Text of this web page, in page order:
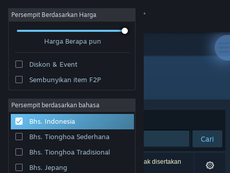
Login
Tentang
Bantuan
Ubah bahasa
Persempit Berdasarkan Harga
Harga Berapa pun
Diskon & Event
Sembunyikan item F2P
Persempit berdasarkan bahasa
Bhs. Indonesia
Bhs. Tionghoa Sederhana
Bhs. Tionghoa Tradisional
Bhs. Jepang
Pengembang: 电子冰块Cybertech
Berdasarkan Relevansi
Cari
0 hasil cocok dengan pencarianmu. 6 produk tidak disertakan
berdasarkan preferensimu.